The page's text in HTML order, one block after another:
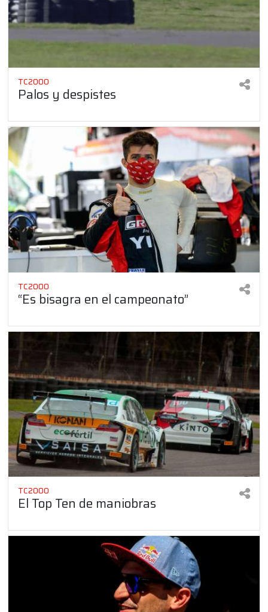
TC2000
Palos y despistes
TC2000
“Es bisagra en el campeonato”
TC2000
El Top Ten de maniobras